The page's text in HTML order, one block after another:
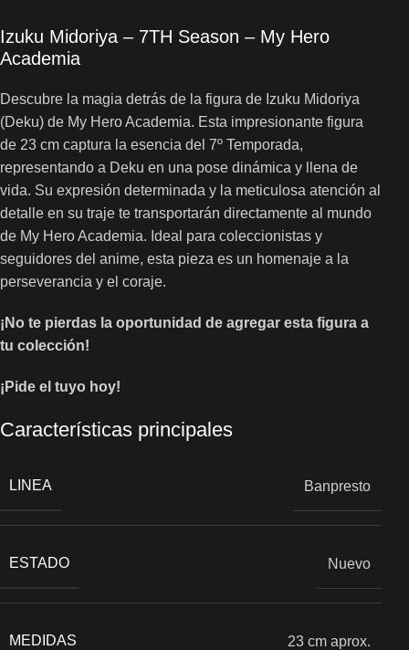
Izuku Midoriya – 7TH Season – My Hero
Academia
Descubre la magia detrás de la figura de Izuku Midoriya
(Deku) de My Hero Academia. Esta impresionante figura
de 23 cm captura la esencia del 7º Temporada,
representando a Deku en una pose dinámica y llena de
vida. Su expresión determinada y la meticulosa atención al
detalle en su traje te transportarán directamente al mundo
de My Hero Academia. Ideal para coleccionistas y
seguidores del anime, esta pieza es un homenaje a la
perseverancia y el coraje.
¡No te pierdas la oportunidad de agregar esta figura a
tu colección!
¡Pide el tuyo hoy!
Características principales
LINEA Banpresto
ESTADO Nuevo
MEDIDAS 23 cm aprox.